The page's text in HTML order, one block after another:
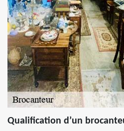
Qualification d’un